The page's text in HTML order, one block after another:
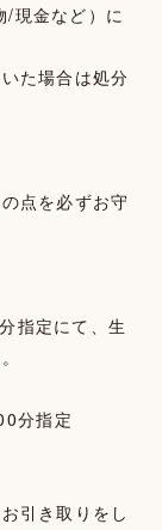
/現金など）に
た場合は処分
点を必ずお守
指定にて、生
分指定
引き取りをし